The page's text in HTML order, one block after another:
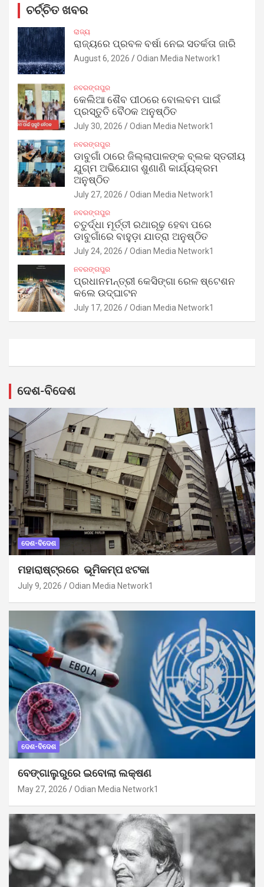
ଚର୍ଚ୍ଚିତ ଖବର
ରାଜ୍ୟ
ରାଜ୍ୟରେ ପ୍ରବଳ ବର୍ଷା ନେଇ ସତର୍କତା ଜାରି
August 6, 2026 Odian Media Network1
ନବରଙ୍ଗପୁର
କେଲିଆ ଶୈବ ପୀଠରେ ବୋଲବମ ପାଇଁ
ପ୍ରସ୍ତୁତି ବୈଠକ ଅନୁଷ୍ଠିତ
July 30, 2026 Odian Media Network1
ନବରଙ୍ଗପୁର
ଡାବୁଗାଁ ଠାରେ ଜିଲ୍ଲାପାଳଙ୍କ ବ୍ଲକ ସ୍ତରୀୟ
ଯୁଗ୍ମ ଅଭିଯୋଗ ଶୁଣାଣି କାର୍ଯ୍ୟକ୍ରମ
ଅନୁଷ୍ଠିତ
July 27, 2026 Odian Media Network1
ନବରଙ୍ଗପୁର
ଚତୁର୍ଦ୍ଧା ମୂର୍ତ୍ତୀ ରଥାରୂଢ଼ ହେବା ପରେ
ଡାବୁଗାଁରେ ବାହୁଡ଼ା ଯାତ୍ରା ଅନୁଷ୍ଠିତ
July 24, 2026 Odian Media Network1
ନବରଙ୍ଗପୁର
ପ୍ରଧାନମନ୍ତ୍ରୀ କେସିଙ୍ଗା ରେଳ ଷ୍ଟେଶନ
କଲେ ଉଦ୍‌ଘାଟନ
July 17, 2026 Odian Media Network1
ଦେଶ-ବିଦେଶ
ଦେଶ-ବିଦେଶ
ମହାରାଷ୍ଟ୍ରରେ ଭୂମିକମ୍ପ ଝଟକା
July 9, 2026 Odian Media Network1
ଦେଶ-ବିଦେଶ
ବେଙ୍ଗାଲୁରୁରେ ଇବୋଲା ଲକ୍ଷଣ
May 27, 2026 Odian Media Network1